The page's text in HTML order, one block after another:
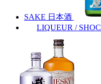
SAKE 日本酒
LIQUEUR /